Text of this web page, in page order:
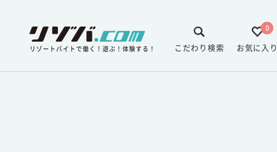
リゾートバイトで働く！遊ぶ！体験する！
0
お気に入り
こだわり検索